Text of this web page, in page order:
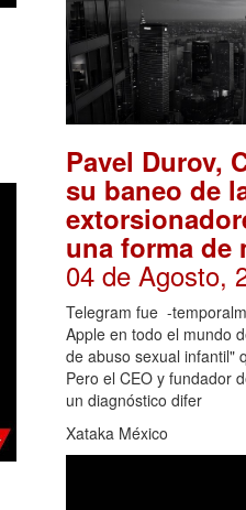
Pavel Durov,
su baneo de
una forma de
04 de Agosto,
Telegram fue -
Apple en todo el mundo
de abuso sexual infantil"
Pero el CEO y fundador
un diagnóstico difer
Xataka México